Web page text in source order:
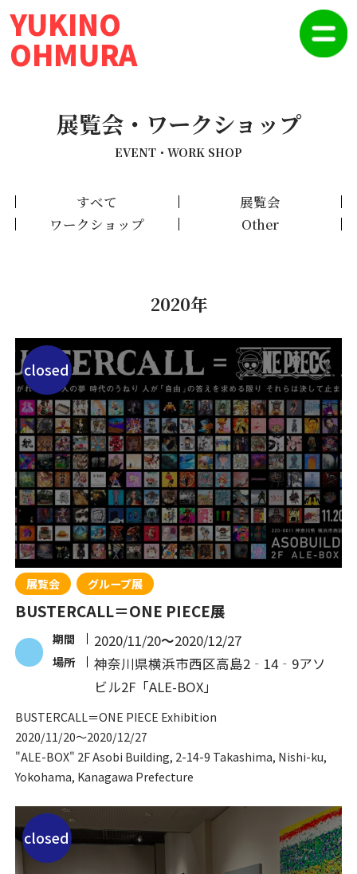
YUKINO
OHMURA
展覧会・ワークショップ
EVENT・WORK SHOP
すべて
展覧会
ワークショップ
Other
2020年
closed
展覧会 グループ展
BUSTERCALL＝ONE PIECE展
期間 2020/11/20〜2020/12/27
場所
神奈川県横浜市西区高島2‐14‐9アソ
ビル2F「ALE-BOX」
BUSTERCALL＝ONE PIECE Exhibition
2020/11/20〜2020/12/27
"ALE-BOX" 2F Asobi Building, 2-14-9 Takashima, Nishi-ku,
Yokohama, Kanagawa Prefecture
closed